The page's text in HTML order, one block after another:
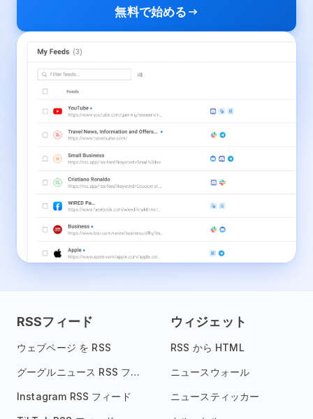
無料で始める
RSSフィード
ウェブページ を RSS
グーグルニュース RSS フィード
Instagram RSS フィード
ウィジェット
RSS から HTML
ニュースウォール
ニュースティッカー